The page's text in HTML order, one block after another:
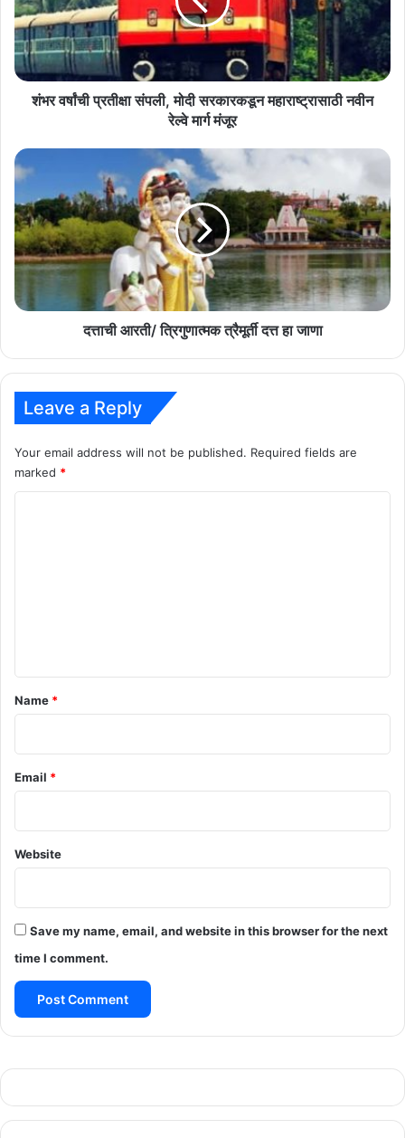
सरकारकडून
महाराष्ट्रासाठी
नवीन
रेल्वे
शंभर वर्षांची प्रतीक्षा संपली, मोदी सरकारकडून महाराष्ट्रासाठी नवीन
रेल्वे मार्ग मंजूर
दत्ताची
आरती/
त्रिगुणात्मक
त्रैमूर्ती
दत्त
हा
जाणा
दत्ताची आरती/ त्रिगुणात्मक त्रैमूर्ती दत्त हा जाणा
Leave a Reply
Your email address will not be published. Required fields are
marked *
*
Name *
Email *
Website
Save my name, email, and website in this browser for the next
time I comment.